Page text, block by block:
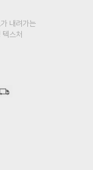
좋은 레이온 소재의
사이즈